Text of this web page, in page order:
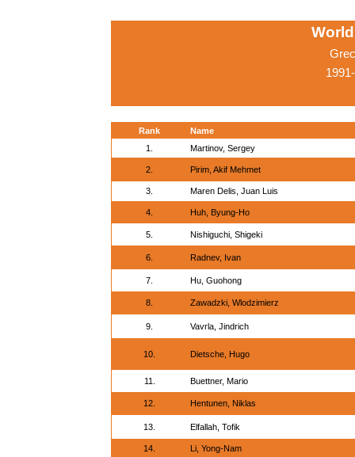
Rank
Name
1.
Martinov, Sergey
2. Pirim, Akif Mehmet
3. Maren Delis, Juan Luis
4. Huh, Byung-Ho
5. Nishiguchi, Shigeki
6. Radnev, Ivan
7. Hu, Guohong
8. Zawadzki, Wlodzimierz
9. Vavrla, Jindrich
10. Dietsche, Hugo
11. Buettner, Mario
12. Hentunen, Niklas
13. Elfallah, Tofik
14. Li, Yong-Nam